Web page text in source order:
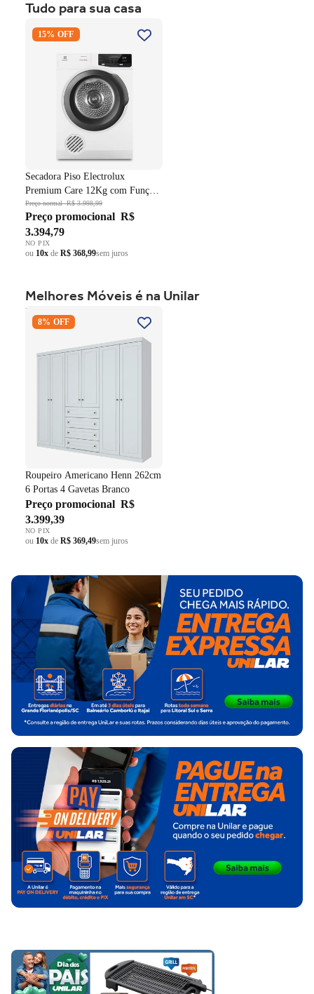
ou10xdeR$ 999,59 sem juros
Tudo para sua casa
Premium Care 12Kg com
Branco 220V
15% OFF
Secadora Piso Electrolux
Premium Care 12Kg com Função
AutoSense SFP12 Branco 220V
Preço normalR$ 3.998,99
Preço promocional R$
3.394,79
NO PIX
ou 10x de R$ 368,99sem juros
Melhores Móveis é na Unilar
Roupeiro Americano Henn
262cm 6 Portas 4 Gavetas
8% OFF
Roupeiro Americano Henn 262cm
6 Portas 4 Gavetas Branco
Preço promocional R$
3.399,39
NO PIX
ou 10x de R$ 369,49sem juros